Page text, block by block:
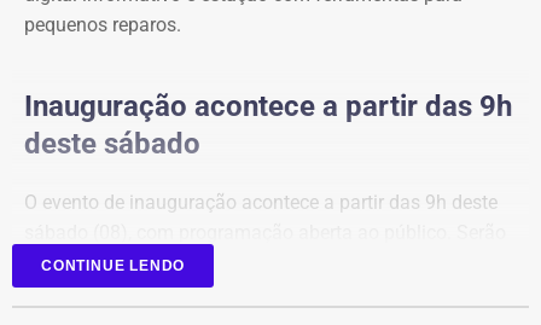
pequenos reparos.
Inauguração acontece a partir das 9h
deste sábado
O evento de inauguração acontece a partir das 9h deste
apresentados o funcionamento do bicicletário, os
serviços disponíveis e a equipe responsável pela
CONTINUE LENDO